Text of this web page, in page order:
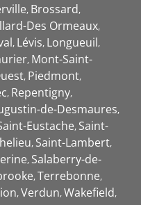
Brossard
Des Ormeaux
Lévis Longueuil
Mont-Saint-
Piedmont
Repentigny
de-Desmaures
Eustache Saint-
Saint-Lambert
Salaberry-de-
Terrebonne
Verdun Wakefield